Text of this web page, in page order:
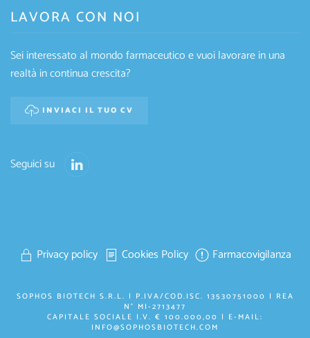
LAVORA CON NOI
Sei interessato al mondo farmaceutico e vuoi lavorare in una
realtà in continua crescita?
INVIACI IL TUO CV
Seguici su
Privacy policy Cookies Policy Farmacovigilanza
SOPHOS BIOTECH S.R.L. | P.IVA/COD.ISC. 13530751000 | REA
N° MI-2713477
CAPITALE SOCIALE I.V. € 100.000,00 | E-MAIL:
INFO@SOPHOSBIOTECH.COM